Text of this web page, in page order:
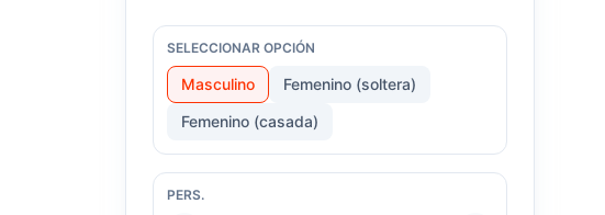
SELECCIONAR OPCIÓN
Masculino
Femenino (soltera)
Femenino (casada)
PERS.